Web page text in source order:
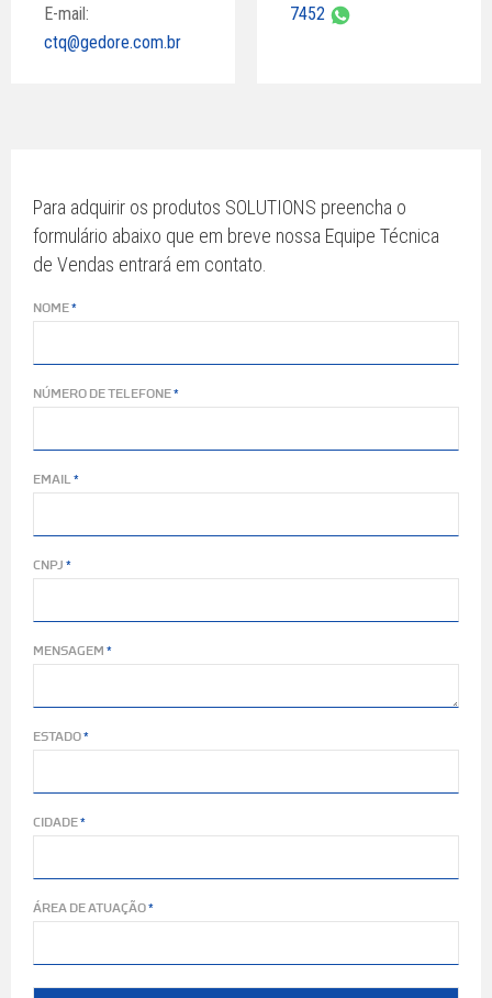
E-mail:
ctq@gedore.com.br
7452
Para adquirir os produtos SOLUTIONS preencha o
formulário abaixo que em breve nossa Equipe Técnica
de Vendas entrará em contato.
NOME
NÚMERO DE TELEFONE
EMAIL
CNPJ
MENSAGEM
ESTADO
CIDADE
ÁREA DE ATUAÇÃO